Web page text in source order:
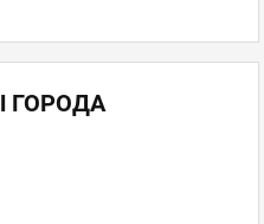
ГОРОДА